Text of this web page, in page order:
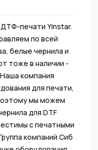
печати Yinstar.
по всей
белые чернила и
тоже в наличии -
компания
для печати,
мы можем
для DTF
с печатными
компаний Сиб